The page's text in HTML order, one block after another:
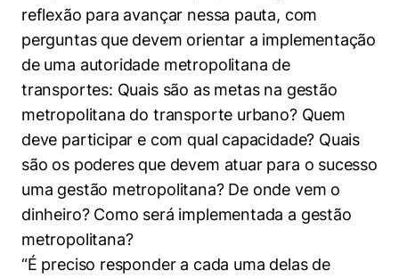
reflexão para avançar nessa pauta, com
perguntas que devem orientar a implementação
de uma autoridade metropolitana de
transportes: Quais são as metas na gestão
metropolitana do transporte urbano? Quem
deve participar e com qual capacidade? Quais
são os poderes que devem atuar para o sucesso
uma gestão metropolitana? De onde vem o
dinheiro? Como será implementada a gestão
metropolitana?
“É preciso responder a cada uma delas de